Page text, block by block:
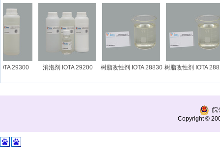
29300 消泡剂 IOTA 29200 树脂改性剂 IOTA 28830 树脂改性剂 IOTA 28820
皖
Copyright ©